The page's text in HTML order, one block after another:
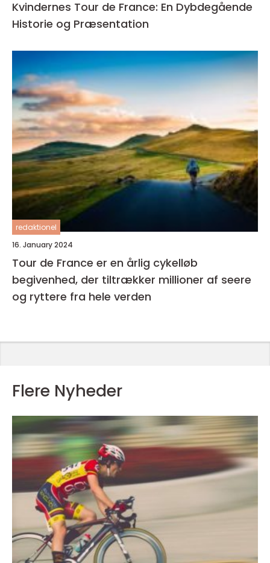
Kvindernes Tour de France: En Dybdegående
Historie og Præsentation
redaktionel
16. January 2024
Tour de France er en årlig cykelløb
begivenhed, der tiltrækker millioner af seere
og ryttere fra hele verden
Flere Nyheder